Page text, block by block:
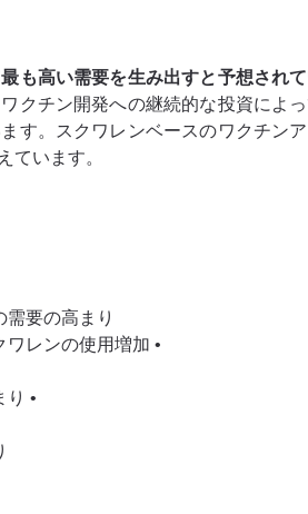
も高い需要を生み出すと予想されて
クチン開発への継続的な投資によ
す。スクワレンベースのワクチン
ています。
要の高まり
レンの使用増加 •
り •